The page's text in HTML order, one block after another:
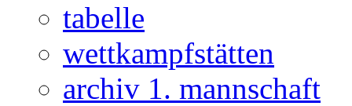
tabelle
wettkampfstätten
archiv 1. mannschaft